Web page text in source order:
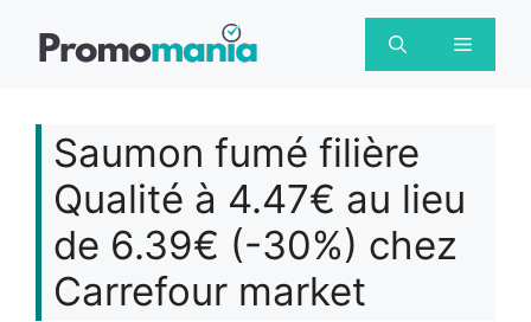
Menu
Saumon fumé filière
Qualité à 4.47€ au lieu
de 6.39€ (-30%) chez
Carrefour market